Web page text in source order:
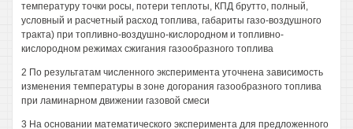
температуру точки росы, потери теплоты, КПД брутто, полный,
условный и расчетный расход топлива, габариты газо-воздушного
тракта) при топливно-воздушно-кислородном и топливно-
кислородном режимах сжигания газообразного топлива
2 По результатам численного эксперимента уточнена зависимость
изменения температуры в зоне догорания газообразного топлива
при ламинарном движении газовой смеси
3 На основании математического эксперимента для предложенного